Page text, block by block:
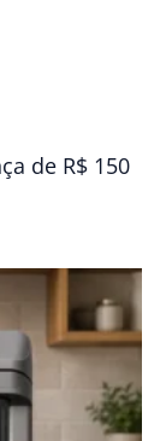
de R$ 150